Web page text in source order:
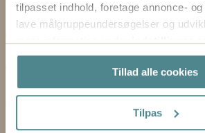
tilpasset indhold, foretage annonce-
lave målgruppeundersøgelser og
mere information underindstillinger
persondatapolitik. Du kan altid trække
tilbage eller ændre indstillinger fra vores
"Cookiedeklaration", eller ved at
Tillad alle cookies
Tilpas
FORNAVN
FORRETNING